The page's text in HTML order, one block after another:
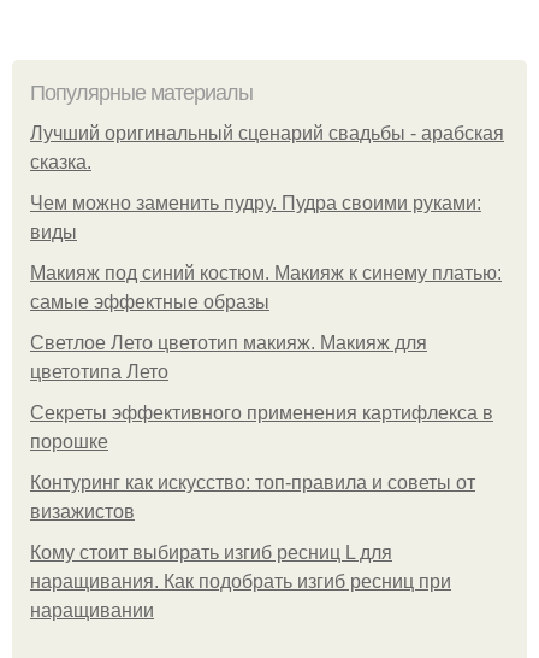
Популярные материалы
Лучший оригинальный сценарий свадьбы - арабская
сказка.
Чем можно заменить пудру. Пудра своими руками:
виды
Макияж под синий костюм. Макияж к синему платью:
самые эффектные образы
Светлое Лето цветотип макияж. Макияж для
цветотипа Лето
Секреты эффективного применения картифлекса в
порошке
Контуринг как искусство: топ-правила и советы от
визажистов
Кому стоит выбирать изгиб ресниц L для
наращивания. Как подобрать изгиб ресниц при
наращивании